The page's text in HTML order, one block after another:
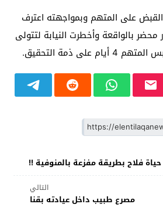
على المتهم وبمواجهته اعترف
محضر بالواقعة وأخطرت النيابة لتتولى
ذمة التحقيق.
فلاح بطريقة مفزعة بالمنوفية !!
التالي
مصرع طبيب داخل عيادته بقنا